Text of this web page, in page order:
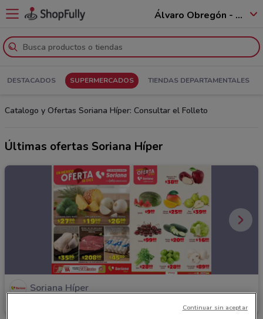
Álvaro Obregón - 01520
DESTACADOS SUPERMERCADOS TIENDAS DEPARTAMENTALES
Catalogo y Ofertas Soriana Híper: Consultar el Folleto
Últimas ofertas Soriana Híper
Soriana Híper
1.7 km
Continuar sin aceptar